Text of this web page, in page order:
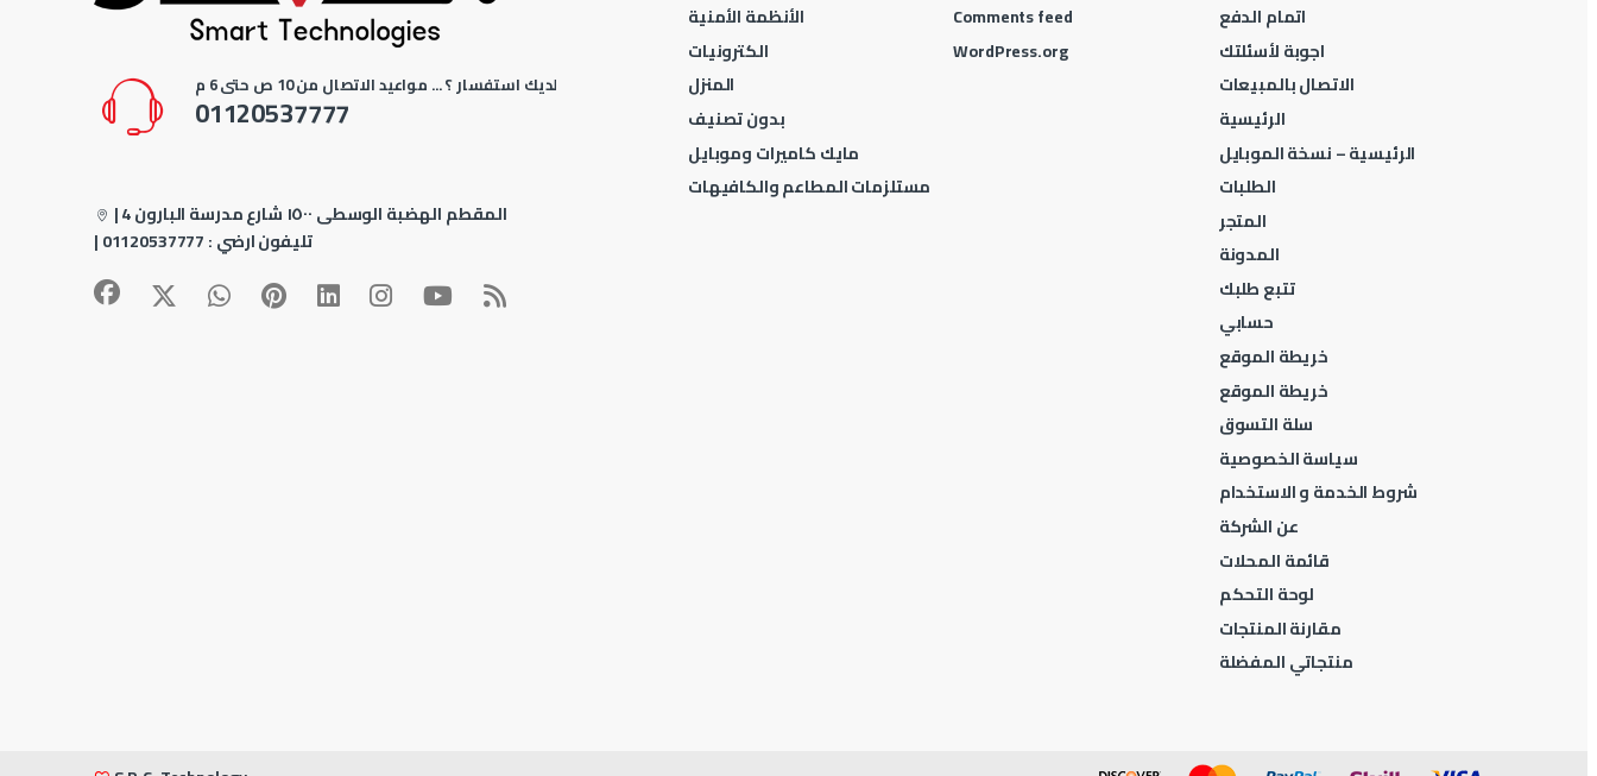
لديك استفسار ؟ ... مواعيد الاتصال من 10 ص حتى 6 م
01120537777
|
4 المقطم الهضبة الوسطى ١٥٠٠ شارع مدرسة البارون
| تليفون ارضي :01120537777
الأنظمة الأمنية
الكترونيات
المنزل
بدون تصنيف
مايك كاميرات وموبايل
مستلزمات المطاعم والكافيهات
Comments feed
WordPress.org
اتمام الدفع
اجوبة لأسئلتك
الاتصال بالمبيعات
الرئيسية
الرئيسية – نسخة الموبايل
الطلبات
المتجر
المدونة
تتبع طلبك
حسابي
خريطة الموقع
خريطة الموقع
سلة التسوق
سياسة الخصوصية
شروط الخدمة و الاستخدام
عن الشركة
قائمة المحلات
لوحة التحكم
مقارنة المنتجات
منتجاتي المفضلة